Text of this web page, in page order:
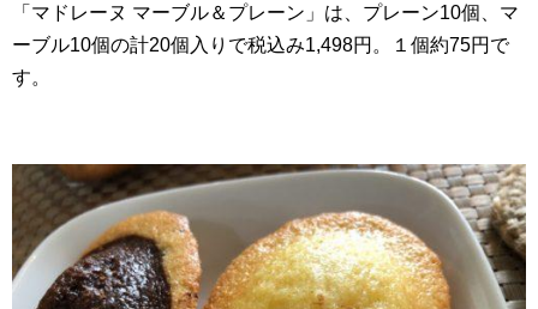
「マドレーヌ マーブル＆プレーン」は、プレーン10個、マ
ーブル10個の計20個入りで税込み1,498円。１個約75円で
す。